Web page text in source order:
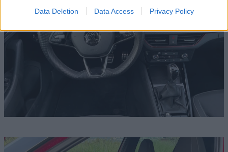
Data Deletion Data Access Privacy Policy